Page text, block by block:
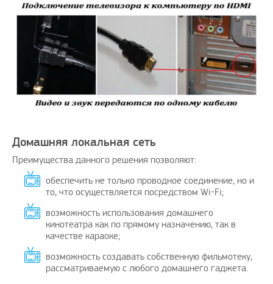
Домашняя локальная сеть
Преимущества данного решения позволяют:
обеспечить не только проводное соединение, но и
то, что осуществляется посредством Wi-Fi;
возможность использования домашнего
кинотеатра как по прямому назначению, так в
качестве караоке;
возможность создавать собственную фильмотеку,
рассматриваемую с любого домашнего гаджета.